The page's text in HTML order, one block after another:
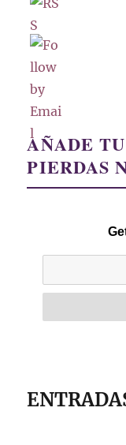
AÑADE
PIERDAS